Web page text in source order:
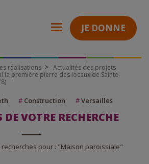
JE DONNE
réalisations
Actualités des projets
la première pierre des locaux de Sainte-
#Construction #Versailles
DE VOTRE RECHERCHE
recherches pour : "Maison paroissiale"